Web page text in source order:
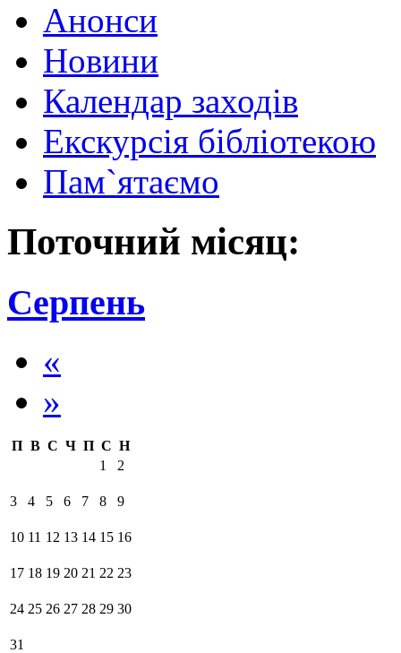
Анонси
Новини
Календар заходів
Екскурсія бібліотекою
Пам`ятаємо
Поточний місяц:
Серпень
«
»
П В С Ч П С Н
1
2
3 4 5 6 7 8 9
10 11 12 13 14 15 16
17 18 19 20 21 22 23
24 25 26 27 28 29 30
31